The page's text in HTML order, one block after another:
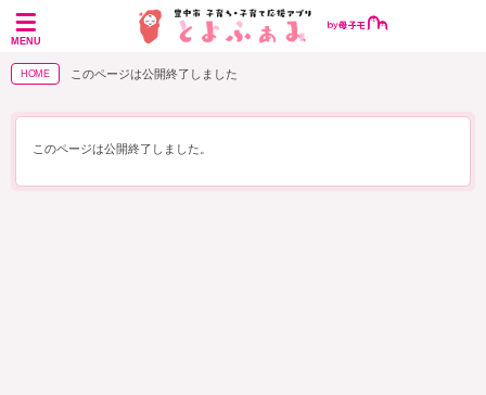
MENU
HOME このページは公開終了しました
このページは公開終了しました。